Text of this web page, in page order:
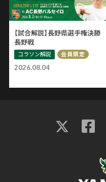
2026.08.04
【試合解説】長野県選手権決勝
長野戦
コラソン解説 会員限定